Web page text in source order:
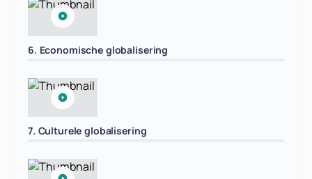
6. Economische globalisering
7. Culturele globalisering